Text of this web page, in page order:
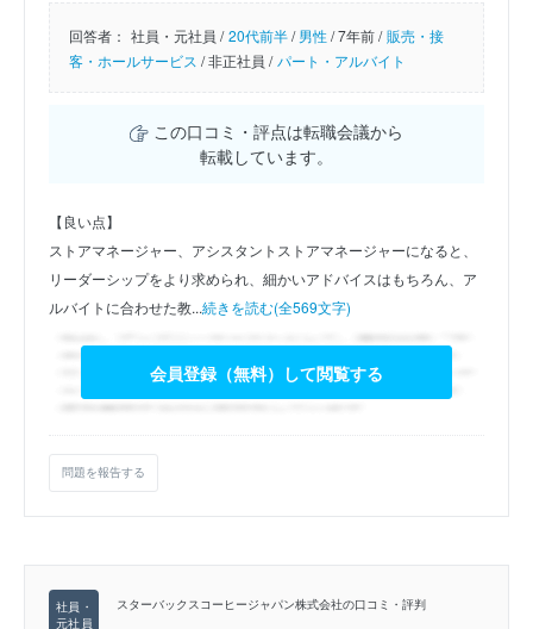
回答者： 社員・元社員 / 20代前半/男性/7年前 / 販売・接
客・ホールサービス /非正社員 / パート・アルバイト
この口コミ・評点は転職会議から
転載しています。
【良い点】
ストアマネージャー、アシスタントストアマネージャーになると、
リーダーシップをより求められ、細かいアドバイスはもちろん、ア
ルバイトに合わせた教...続きを読む(全569文字)
会員登録（無料）して閲覧する
問題を報告する
スターバックスコーヒージャパン株式会社の口コミ・評判